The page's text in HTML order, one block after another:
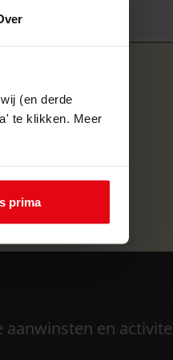
(en derde
te klikken. Meer
prima
en